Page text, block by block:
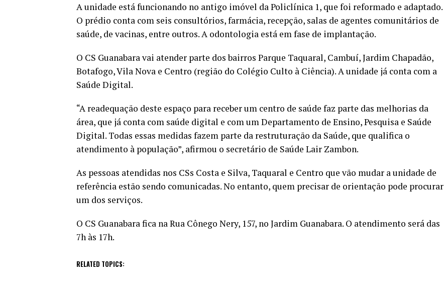
A unidade está funcionando no antigo imóvel da Policlínica 1, que foi reformado e adaptado.
O prédio conta com seis consultórios, farmácia, recepção, salas de agentes comunitários de
saúde, de vacinas, entre outros. A odontologia está em fase de implantação.
O CS Guanabara vai atender parte dos bairros Parque Taquaral, Cambuí, Jardim Chapadão,
Botafogo, Vila Nova e Centro (região do Colégio Culto à Ciência). A unidade já conta com a
Saúde Digital.
“A readequação deste espaço para receber um centro de saúde faz parte das melhorias da
área, que já conta com saúde digital e com um Departamento de Ensino, Pesquisa e Saúde
Digital. Todas essas medidas fazem parte da restruturação da Saúde, que qualifica o
atendimento à população”, afirmou o secretário de Saúde Lair Zambon.
As pessoas atendidas nos CSs Costa e Silva, Taquaral e Centro que vão mudar a unidade de
referência estão sendo comunicadas. No entanto, quem precisar de orientação pode procurar
um dos serviços.
O CS Guanabara fica na Rua Cônego Nery, 157, no Jardim Guanabara. O atendimento será das
7h às 17h.
RELATED TOPICS: